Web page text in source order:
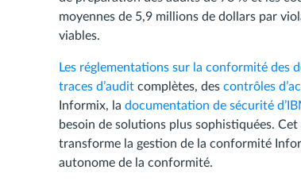
moyennes de 5,9 millions de dollars par
viables.
Les réglementations sur la conformité des
traces d’audit complètes, des contrôles
Informix, la documentation de sécurité
besoin de solutions plus sophistiquées.
transforme la gestion de la conformité
autonome de la conformité.